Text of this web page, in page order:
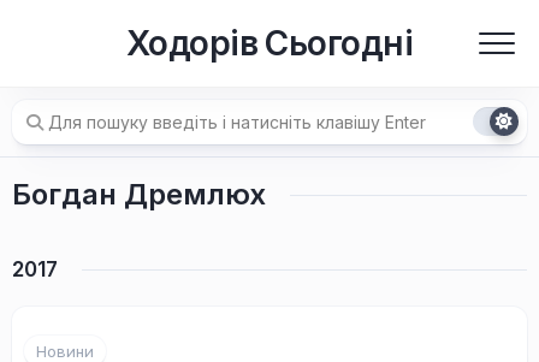
Ходорів Сьогодні
Богдан Дремлюх
2017
Новини